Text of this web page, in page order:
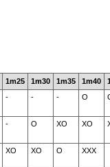
1m25 1m30 1m35 1m40
- - - O
- O XO XO
XO XO O XXX